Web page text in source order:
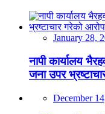
January 28,
नापी कार्यालय
जना उपर
December